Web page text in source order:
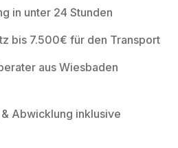
in unter 24 Stunden
bis 7.500€ für den Transport
aus Wiesbaden
Abwicklung inklusive